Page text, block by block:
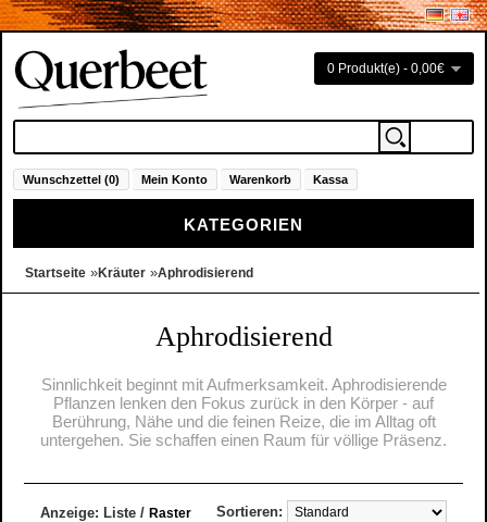
0 Produkt(e) - 0,00€
Wunschzettel (0) Mein Konto Warenkorb Kassa
KATEGORIEN
Startseite »Kräuter »Aphrodisierend
Aphrodisierend
Sinnlichkeit beginnt mit Aufmerksamkeit. Aphrodisierende
Pflanzen lenken den Fokus zurück in den Körper - auf
Berührung, Nähe und die feinen Reize, die im Alltag oft
untergehen. Sie schaffen einen Raum für völlige Präsenz.
Anzeige: Liste / Raster Sortieren: